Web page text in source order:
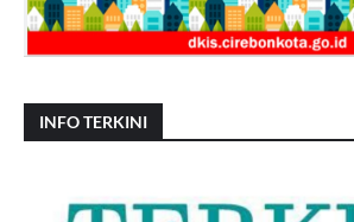
INFO TERKINI